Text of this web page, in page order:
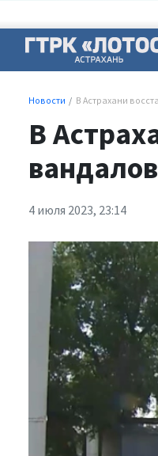
Новости В Астрахани
В
вандалов
4 июля 2023, 23:14